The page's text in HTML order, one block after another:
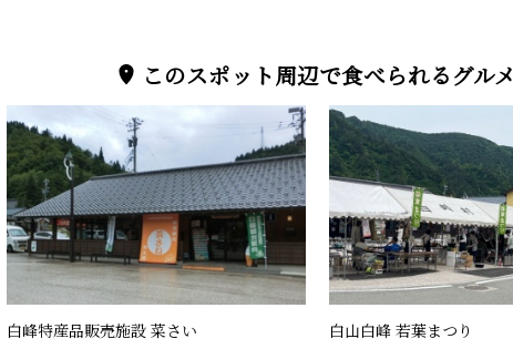
このスポット周辺で食べられるグルメ
白峰特産品販売施設 菜さい 白山白峰 若葉まつり